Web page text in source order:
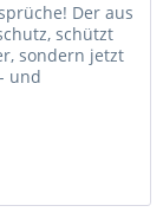
Der aus
schützt
sondern jetzt
und